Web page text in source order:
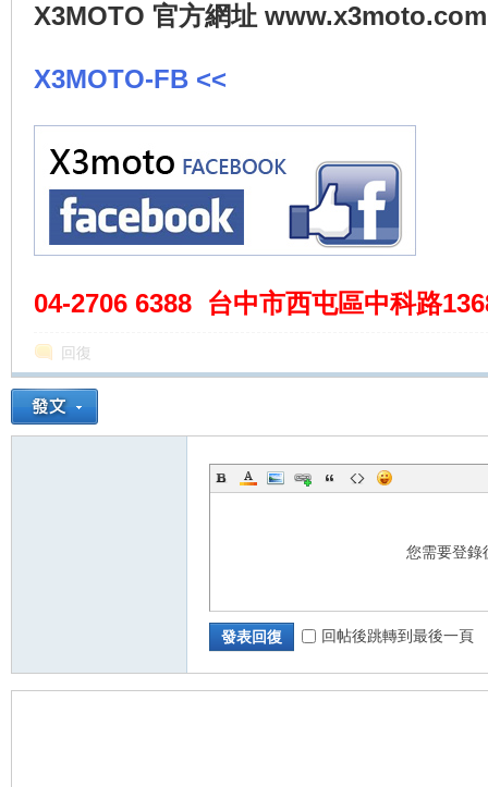
X3MOTO 官方網址
X3MOTO-FB <<
04-2706 6388 台中市西屯區中科路
回復
您需要登
發表回復 回帖後跳轉到最後一頁